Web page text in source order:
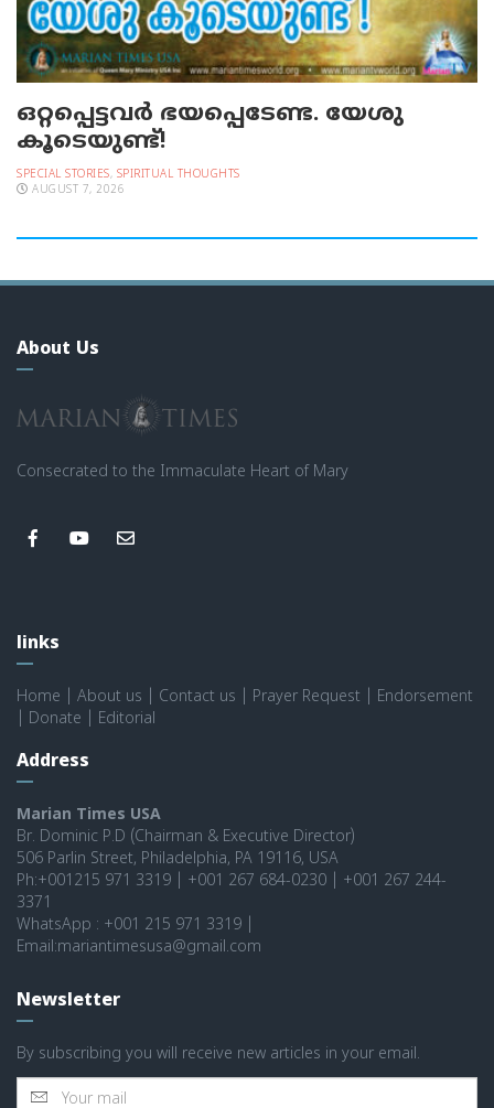
ഒറ്റപ്പെട്ടവര്‍ ഭയപ്പെടേണ്ട. യേശു
കൂടെയുണ്ട്!
SPECIAL STORIES, SPIRITUAL THOUGHTS
AUGUST 7, 2026
About Us
Consecrated to the Immaculate Heart of Mary
links
Home About us Contact us Prayer Request
Endorsement
Donate Editorial
Address
Marian Times USA
Br. Dominic P.D (Chairman & Executive Director)
506 Parlin Street, Philadelphia, PA 19116, USA
Ph:+001215 971 3319 | +001 267 684-0230 | +001 267 244-
3371
WhatsApp : +001 215 971 3319 |
Email:mariantimesusa@gmail.com
Newsletter
By subscribing you will receive new articles in your email.